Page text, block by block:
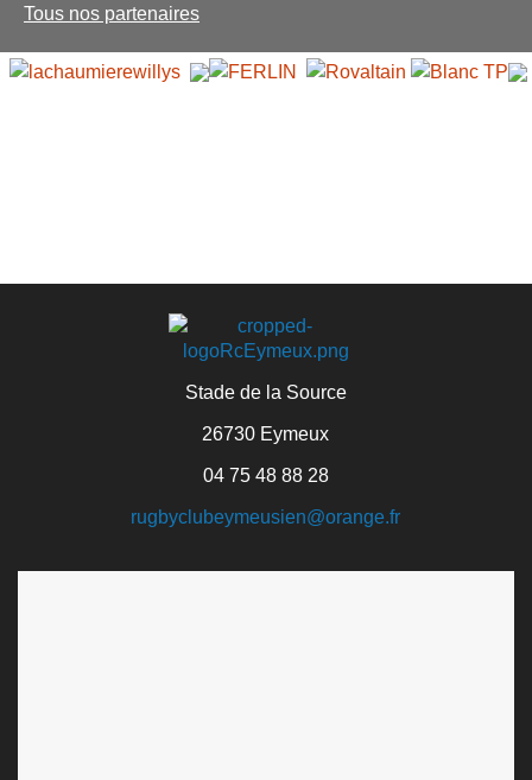
Tous nos partenaires
Stade de la Source
26730 Eymeux
04 75 48 88 28
rugbyclubeymeusien@orange.fr